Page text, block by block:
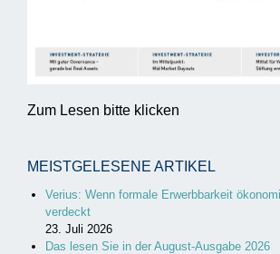
Zum Lesen bitte klicken
MEISTGELESENE ARTIKEL
Verius: Wenn formale Erwerbbarkeit
verdeckt
23. Juli 2026
Das lesen Sie in der August-Ausgabe 2026